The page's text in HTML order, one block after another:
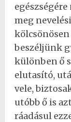
meg
beszéljünk
különben ő
elutasító,
vele,
utóbb ő is
ráadásul